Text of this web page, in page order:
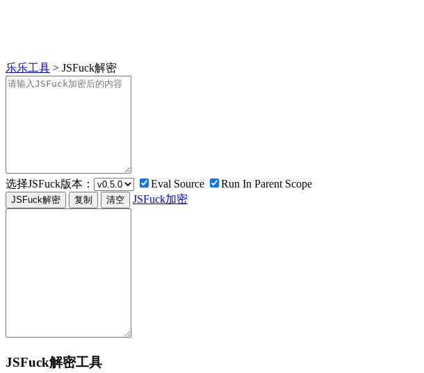
乐乐工具 > JSFuck解密
选择JSFuck版本： Eval Source
Run In Parent Scope
JSFuck加密
JSFuck解密工具